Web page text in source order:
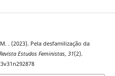
. (2023). Pela desfamilização da
Estudos Feministas, 31(2).